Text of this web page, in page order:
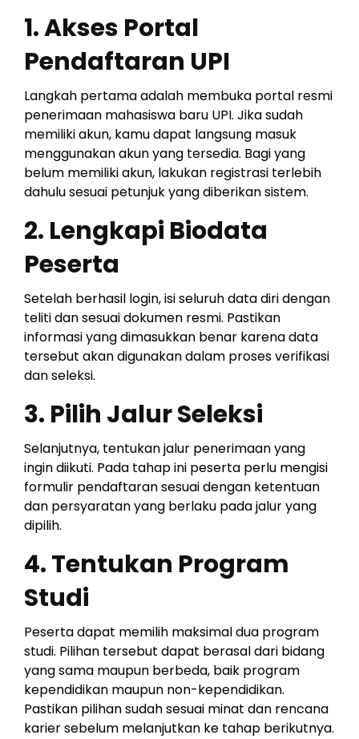
1. Akses Portal
Pendaftaran UPI
Langkah pertama adalah membuka portal resmi
penerimaan mahasiswa baru UPI. Jika sudah
memiliki akun, kamu dapat langsung masuk
menggunakan akun yang tersedia. Bagi yang
belum memiliki akun, lakukan registrasi terlebih
dahulu sesuai petunjuk yang diberikan sistem.
2. Lengkapi Biodata
Peserta
Setelah berhasil login, isi seluruh data diri dengan
teliti dan sesuai dokumen resmi. Pastikan
informasi yang dimasukkan benar karena data
tersebut akan digunakan dalam proses verifikasi
dan seleksi.
3. Pilih Jalur Seleksi
Selanjutnya, tentukan jalur penerimaan yang
ingin diikuti. Pada tahap ini peserta perlu mengisi
formulir pendaftaran sesuai dengan ketentuan
dan persyaratan yang berlaku pada jalur yang
dipilih.
4. Tentukan Program
Studi
Peserta dapat memilih maksimal dua program
studi. Pilihan tersebut dapat berasal dari bidang
yang sama maupun berbeda, baik program
kependidikan maupun non-kependidikan.
Pastikan pilihan sudah sesuai minat dan rencana
karier sebelum melanjutkan ke tahap berikutnya.